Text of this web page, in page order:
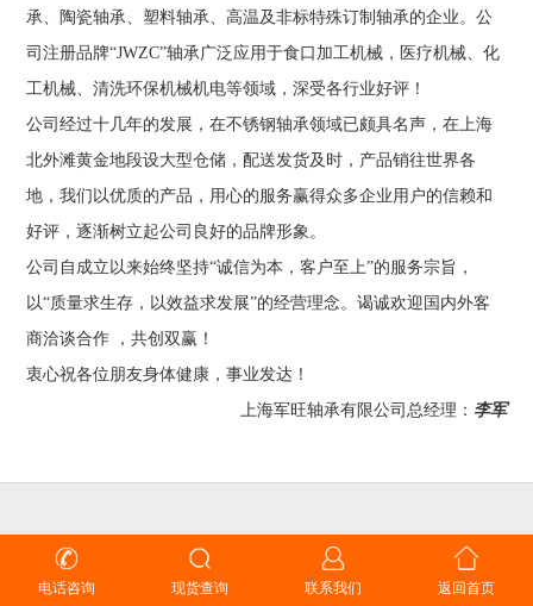
承、陶瓷轴承、塑料轴承、高温及非标特殊订制轴承的企业。公
司注册品牌“JWZC”轴承广泛应用于食口加工机械，医疗机械、化
工机械、清洗环保机械机电等领域，深受各行业好评！
公司经过十几年的发展，在不锈钢轴承领域已颇具名声，在上海
北外滩黄金地段设大型仓储，配送发货及时，产品销往世界各
地，我们以优质的产品，用心的服务赢得众多企业用户的信赖和
好评，逐渐树立起公司良好的品牌形象。
公司自成立以来始终坚持“诚信为本，客户至上”的服务宗旨，
以“质量求生存，以效益求发展”的经营理念。谒诚欢迎国内外客
商洽谈合作 ，共创双赢！
衷心祝各位朋友身体健康，事业发达！
上海军旺轴承有限公司总经理： 李军
电话咨询 现货查询 联系我们 返回首页
WebTongji